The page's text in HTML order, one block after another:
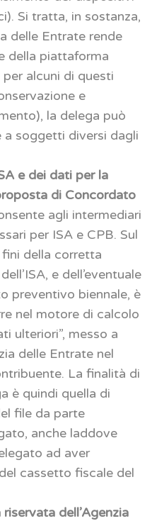
Si tratta, in sostanza,
delle Entrate rende
della piattaforma
alcuni di questi
e
la delega può
a soggetti diversi dagli
e dei dati per la
di Concordato
agli intermediari
per ISA e CPB. Sul
della corretta
e dell’eventuale
preventivo biennale, è
nel motore di calcolo
ulteriori”, messo a
delle Entrate nel
La finalità di
è quindi quella di
file da parte
anche laddove
ad aver
cassetto fiscale del
dell’Agenzia